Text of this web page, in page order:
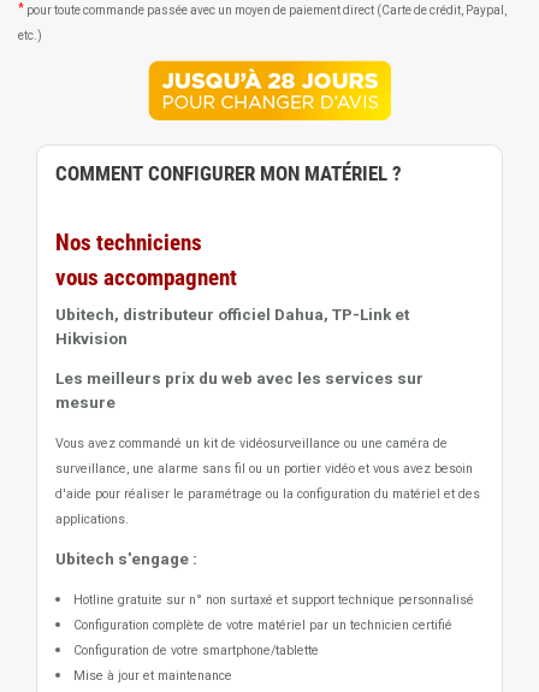
* pour toute commande passée avec un moyen de paiement direct (Carte de crédit, Paypal,
etc.)
COMMENT CONFIGURER MON MATÉRIEL ?
Nos techniciens
vous accompagnent
Ubitech, distributeur officiel Dahua, TP-Link et
Hikvision
Les meilleurs prix du web avec les services sur
mesure
Vous avez commandé un kit de vidéosurveillance ou une caméra de
surveillance, une alarme sans fil ou un portier vidéo et vous avez besoin
d'aide pour réaliser le paramétrage ou la configuration du matériel et des
applications.
Ubitech s'engage :
Hotline gratuite sur n° non surtaxé et support technique personnalisé
Configuration complète de votre matériel par un technicien certifié
Configuration de votre smartphone/tablette
Mise à jour et maintenance